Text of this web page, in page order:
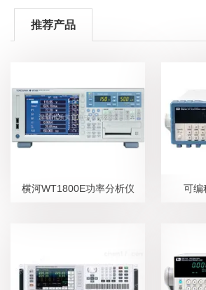
推荐产品
横河WT1800E功率分析仪 可编